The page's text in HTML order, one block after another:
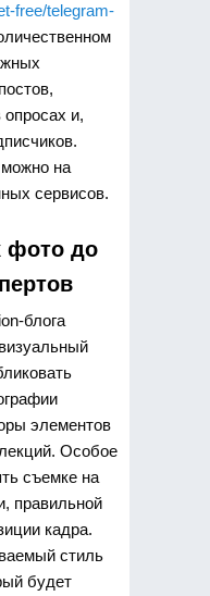
free/telegram-
опросах и,
можно на
сервисов.
фото до
блога
элементов
Особое
съемке на
правильной
кадра.
стиль
будет